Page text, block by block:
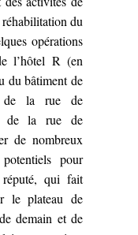
du
opérations
l’hôtel R (en
du bâtiment de
de la rue de
de la rue de
de nombreux
pour
qui fait
le plateau de
demain et de